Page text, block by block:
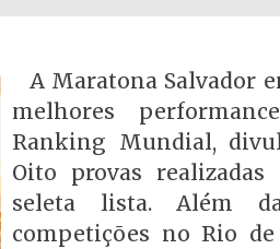
A Maratona Salvador
melhores
Ranking Mundial,
Oito provas
seleta lista. Além
competições no Rio